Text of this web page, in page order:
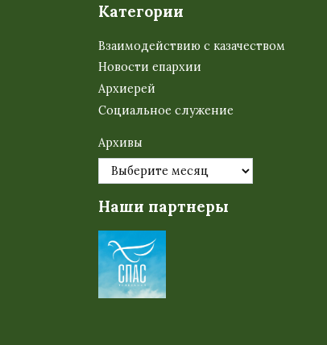
Категории
Взаимодействию с казачеством
Новости епархии
Архиерей
Социальное служение
Архивы
Наши партнеры